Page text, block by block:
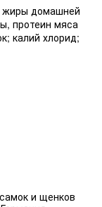
жиры домашней
протеин мяса
калий хлорид;
и щенков